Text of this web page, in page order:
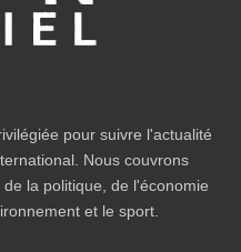
pour suivre l'actualité
Nous couvrons
la politique, de l'économie
et le sport.